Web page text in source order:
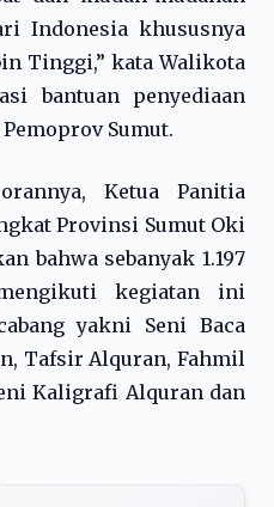
Indonesia khususnya
Tinggi,” kata Walikota
bantuan penyediaan
Sumut.
Ketua Panitia
Provinsi Sumut Oki
bahwa sebanyak 1.197
kegiatan ini
yakni Seni Baca
Tafsir Alquran, Fahmil
Kaligrafi Alquran dan